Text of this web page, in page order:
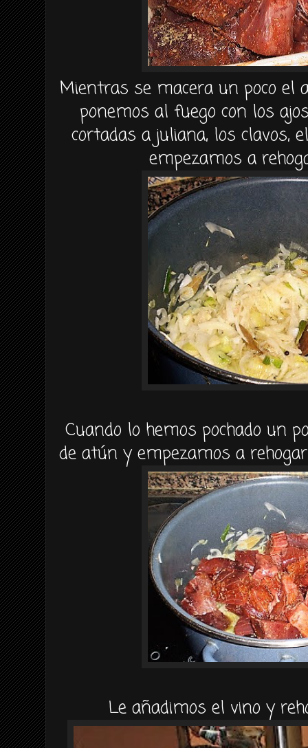
Mientras se macera un poco el
ponemos al fuego con los
cortadas a juliana, losclavos,
empezamos a
Cuando lo hemos pochado un
deatún y empezamos a rehogar
Le añadimos el vino y